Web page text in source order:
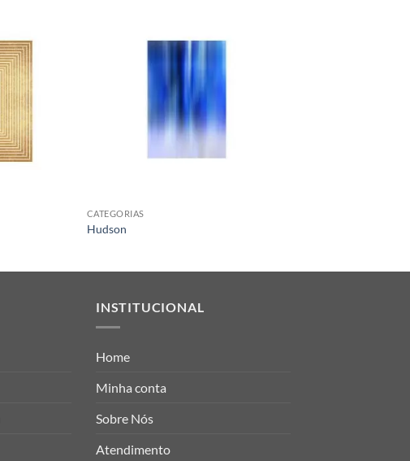
CATEGORIAS
Hudson
INSTITUCIONAL
Home
Minha conta
Sobre Nós
Atendimento